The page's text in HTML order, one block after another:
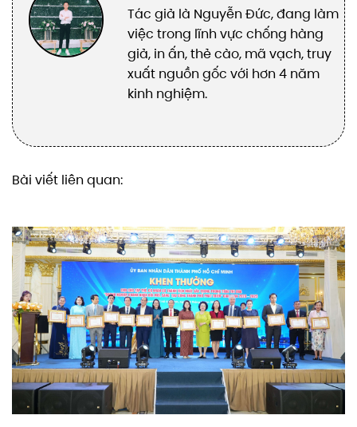
Tác giả là Nguyễn Đức, đang làm
việc trong lĩnh vực chống hàng
giả, in ấn, thẻ cào, mã vạch, truy
xuất nguồn gốc với hơn 4 năm
kinh nghiệm.
Bài viết liên quan: